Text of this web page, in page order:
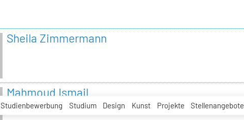
Studienbewerbung Studium Design Kunst Projekte Stellenangebote
Sheila Zimmermann
Mahmoud Ismail
Tutor Tonstudio